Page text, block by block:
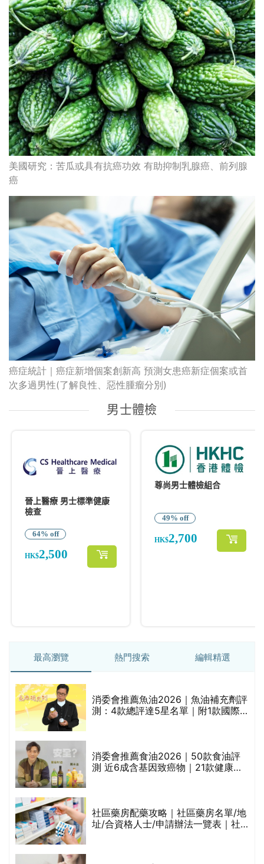
美國研究：苦瓜或具有抗癌功效 有助抑制乳腺癌、前列腺
癌
癌症統計｜癌症新增個案創新高 預測女患癌新症個案或首
次多過男性(了解良性、惡性腫瘤分別)
最高瀏覽 熱門搜索 編輯精選
消委會推薦魚油2026｜魚油補充劑評
測：4款總評達5星名單｜附1款國際
消委會推薦食油2026｜50款食油評
測 近6成含基因致癌物｜21款健康煮
社區藥房配藥攻略｜社區藥房名單/地
址/合資格人士/申請辦法一覽表｜社